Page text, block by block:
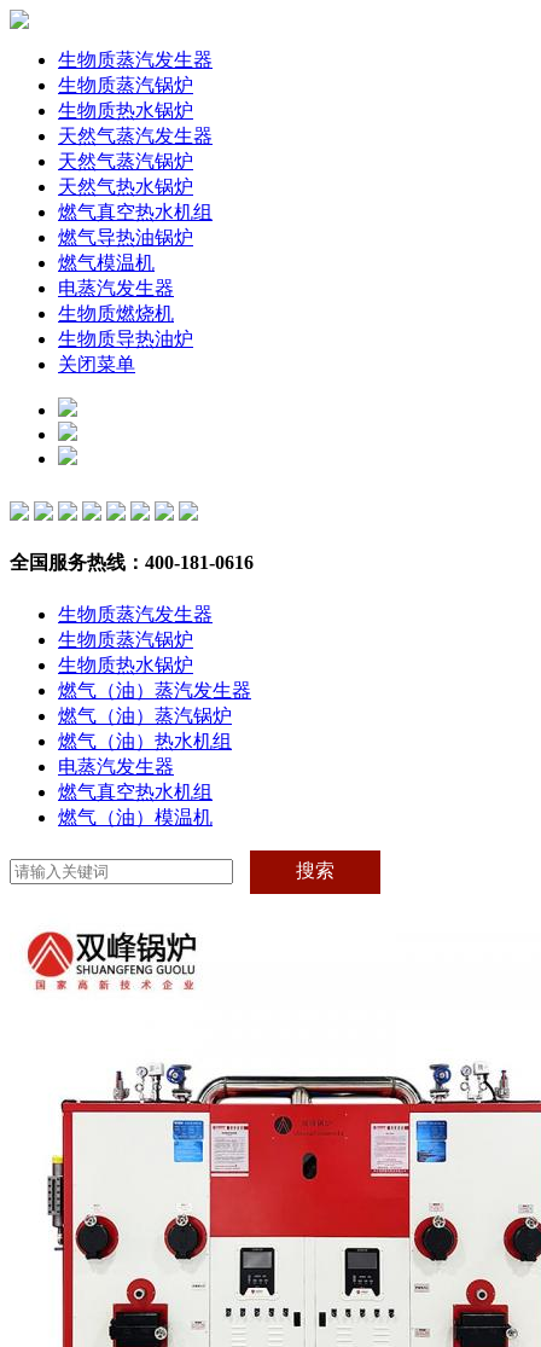
生物质蒸汽发生器
生物质蒸汽锅炉
生物质热水锅炉
天然气蒸汽发生器
天然气蒸汽锅炉
天然气热水锅炉
燃气真空热水机组
燃气导热油锅炉
燃气模温机
电蒸汽发生器
生物质燃烧机
生物质导热油炉
关闭菜单
全国服务热线：400-181-0616
生物质蒸汽发生器
生物质蒸汽锅炉
生物质热水锅炉
燃气（油）蒸汽发生器
燃气（油）蒸汽锅炉
燃气（油）热水机组
电蒸汽发生器
燃气真空热水机组
燃气（油）模温机